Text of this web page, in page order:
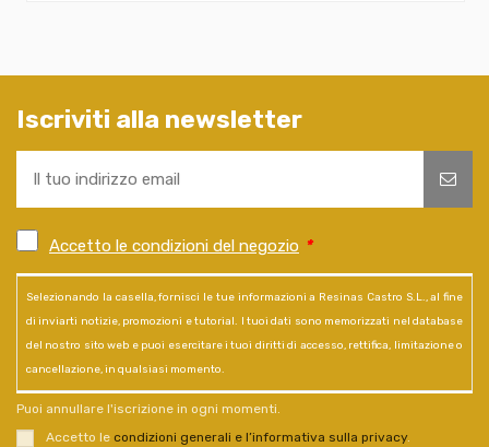
Iscriviti alla newsletter
Accetto le condizioni del negozio *
Selezionando la casella, fornisci le tue informazioni a Resinas Castro S.L., al fine
di inviarti notizie, promozioni e tutorial. I tuoi dati sono memorizzati nel database
del nostro sito web e puoi esercitare i tuoi diritti di accesso, rettifica, limitazione o
cancellazione, in qualsiasi momento.
Puoi annullare l'iscrizione in ogni momenti.
Accetto le condizioni generali e l’informativa sulla privacy.